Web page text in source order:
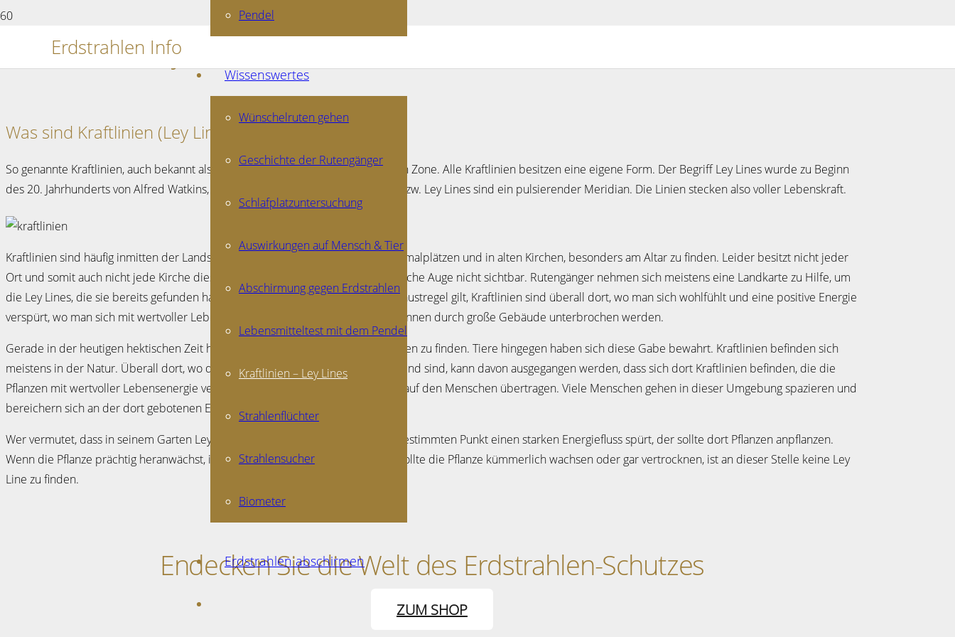
Erdstrahlen Info
Pendel
Wissenswertes
Wünschelruten gehen
Geschichte der Rutengänger
Schlafplatzuntersuchung
Auswirkungen auf Mensch & Tier
Abschirmung gegen Erdstrahlen
Lebensmitteltest mit dem Pendel
Kraftlinien – Ley Lines
Strahlenflüchter
Strahlensucher
Biometer
Erdstrahlen abschirmen
Kraftlinien – Ley Lines
Was sind Kraftlinien (Ley Lines)?
So genannte Kraftlinien, auch bekannt als Ley Lines, gehören zur Geomantischen Zone. Alle Kraftlinien besitzen eine eigene Form. Der Begriff Ley Lines wurde zu Beginn
des 20. Jahrhunderts von Alfred Watkins, einem Engländer geprägt. Kraftlinien bzw. Ley Lines sind ein pulsierender Meridian. Die Linien stecken also voller Lebenskraft.
Kraftlinien sind häufig inmitten der Landschaft, in Städten an zum Beispiel Denkmalplätzen und in alten Kirchen, besonders am Altar zu finden. Leider besitzt nicht jeder
Ort und somit auch nicht jede Kirche diese Kraftlinien. Sie sind für das menschliche Auge nicht sichtbar. Rutengänger nehmen sich meistens eine Landkarte zu Hilfe, um
die Ley Lines, die sie bereits gefunden haben, auf der Karte zu markieren. Als Faustregel gilt, Kraftlinien sind überall dort, wo man sich wohlfühlt und eine positive Energie
verspürt, wo man sich mit wertvoller Lebensenergie aufladen kann. Ley Lines können durch große Gebäude unterbrochen werden.
Gerade in der heutigen hektischen Zeit haben viele Menschen verlernt, Kraftlinien zu finden. Tiere hingegen haben sich diese Gabe bewahrt. Kraftlinien befinden sich
meistens in der Natur. Überall dort, wo die Bäume, Pflanzen und Sträucher gesund sind, kann davon ausgegangen werden, dass sich dort Kraftlinien befinden, die die
Pflanzen mit wertvoller Lebensenergie versorgen. Diese Energie lässt sich auch auf den Menschen übertragen. Viele Menschen gehen in dieser Umgebung spazieren und
bereichern sich an der dort gebotenen Energie.
Wer vermutet, dass in seinem Garten Ley Lines zu finden sind, oder an einem bestimmten Punkt einen starken Energiefluss spürt, der sollte dort Pflanzen anpflanzen.
Wenn die Pflanze prächtig heranwächst, ist das ein Zeichen für eine Kraftlinie. Sollte die Pflanze kümmerlich wachsen oder gar vertrocknen, ist an dieser Stelle keine Ley
Line zu finden.
Endecken Sie die Welt des Erdstrahlen-Schutzes
ZUM SHOP